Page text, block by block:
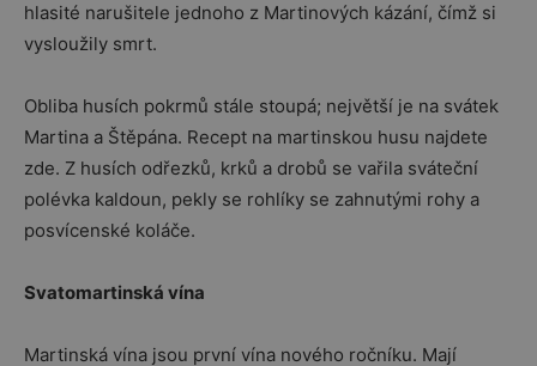
hlasité narušitele jednoho z Martinových kázání, čímž si
vysloužily smrt.
Obliba husích pokrmů stále stoupá; největší je na svátek
Martina a Štěpána. Recept na martinskou husu najdete
zde. Z husích odřezků, krků a drobů se vařila sváteční
polévka kaldoun, pekly se rohlíky se zahnutými rohy a
posvícenské koláče.
Svatomartinská vína
Martinská vína jsou první vína nového ročníku. Mají